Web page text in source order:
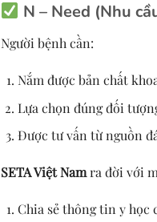
N – Need (Nhu
Người bệnh cần:
Nắm được bản chất
Lựa chọn đúng đối
Được tư vấn từ nguồn
SETA Việt Namra đời với
Chia sẻ thông tin y học